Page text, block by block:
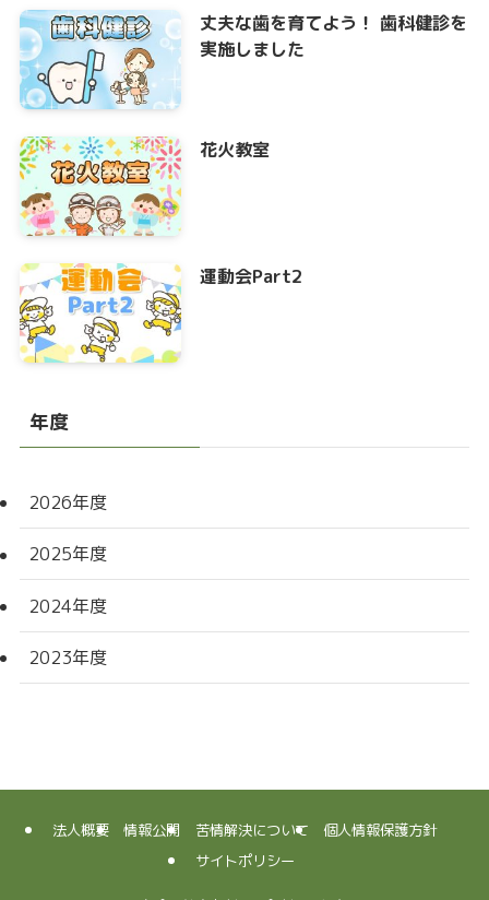
丈夫な歯を育てよう！ 歯科健診を
実施しました
花火教室
運動会Part2
年度
2026年度
2025年度
2024年度
2023年度
法人概要 情報公開 苦情解決について
個人情報保護方針
サイトポリシー